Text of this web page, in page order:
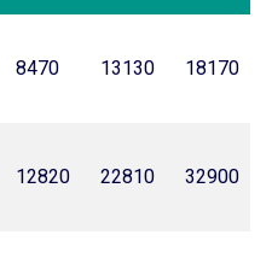
8470 13130 18170
12820 22810 32900